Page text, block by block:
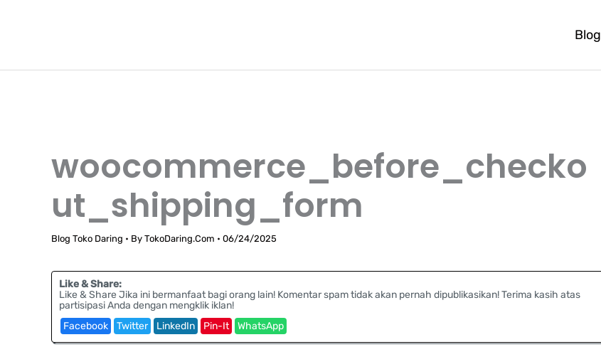
Blog
woocommerce_before_checko
ut_shipping_form
Blog Toko Daring • By TokoDaring.Com • 06/24/2025
Like & Share:
Like & Share Jika ini bermanfaat bagi orang lain! Komentar spam tidak akan pernah dipublikasikan! Terima kasih atas
partisipasi Anda dengan mengklik iklan!
Facebook
Twitter LinkedIn Pin-It WhatsApp